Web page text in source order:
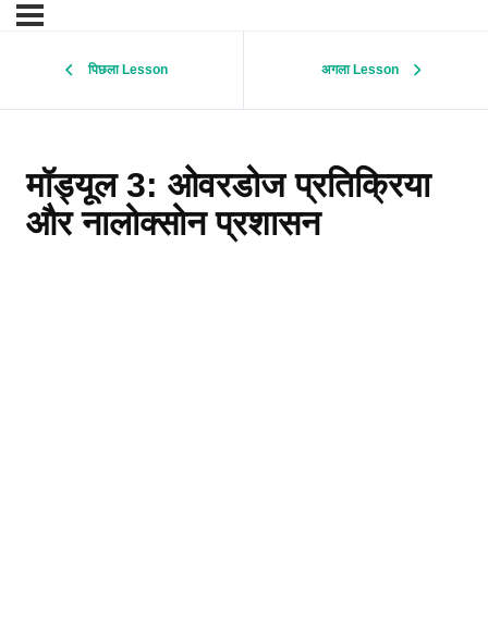
पिछला Lesson अगला Lesson
मॉड्यूल 3: ओवरडोज प्रतिक्रिया
और नालोक्सोन प्रशासन